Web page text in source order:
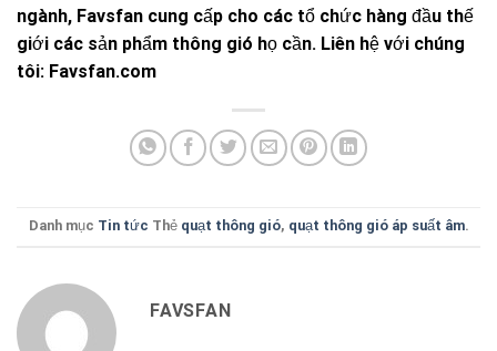
ngành, Favsfan cung cấp cho các tổ chức hàng đầu thế
giới các sản phẩm thông gió họ cần. Liên hệ với chúng
tôi: Favsfan.com
Danh mục Tin tức Thẻ quạt thông gió, quạt thông gió áp suất âm.
FAVSFAN